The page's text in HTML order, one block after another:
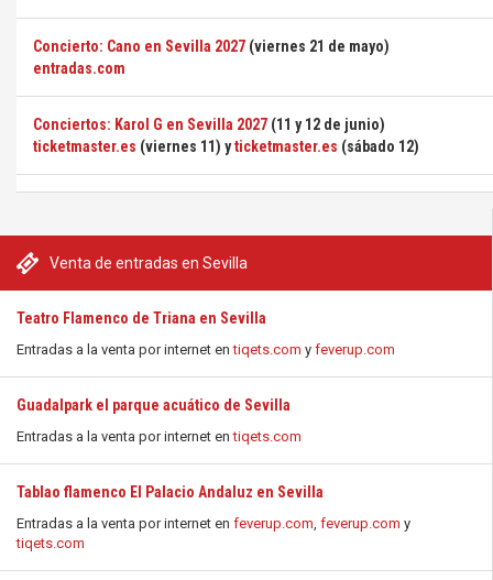
Venta de entradas en Sevilla
Teatro Flamenco de Triana en Sevilla
Entradas a la venta por internet entiqets.com y feverup.com
Guadalpark el parque acuático de Sevilla
Entradas a la venta por internet entiqets.com
Tablao flamenco El Palacio Andaluz en Sevilla
Entradas a la venta por internet en feverup.com, feverup.com y
tiqets.com
Concierto: Cano en Sevilla 2027 (viernes 21 de mayo)
entradas.com
Conciertos: Karol G en Sevilla 2027 (11 y 12 de junio)
ticketmaster.es (viernes 11) yticketmaster.es (sábado 12)